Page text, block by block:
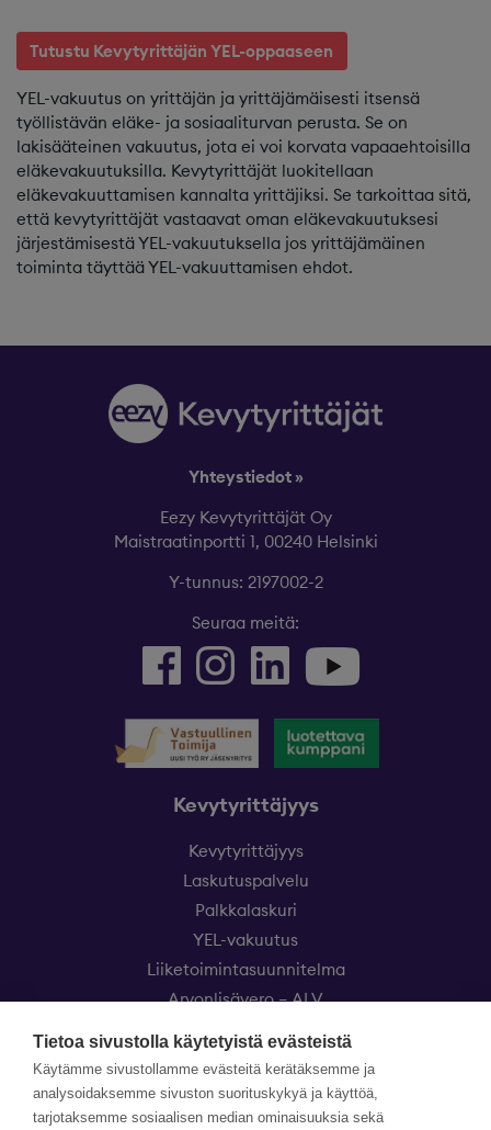
Tutustu Kevytyrittäjän YEL-oppaaseen
YEL-vakuutus on yrittäjän ja yrittäjämäisesti itsensä
työllistävän eläke- ja sosiaaliturvan perusta. Se on
lakisääteinen vakuutus, jota ei voi korvata vapaaehtoisilla
eläkevakuutuksilla. Kevytyrittäjät luokitellaan
eläkevakuuttamisen kannalta yrittäjiksi. Se tarkoittaa sitä,
että kevytyrittäjät vastaavat oman eläkevakuutuksesi
järjestämisestä YEL-vakuutuksella jos yrittäjämäinen
toiminta täyttää YEL-vakuuttamisen ehdot.
Yhteystiedot »
Eezy Kevytyrittäjät Oy
Maistraatinportti 1, 00240 Helsinki
Y-tunnus: 2197002-2
Seuraa meitä:
Kevytyrittäjyys
Kevytyrittäjyys
Laskutuspalvelu
Palkkalaskuri
YEL-vakuutus
Liiketoimintasuunnitelma
Arvonlisävero – ALV
Eezy Kevytyrittäjät
Asiakaspalvelu
Hinnasto
Tietoa sivustolla käytetyistä evästeistä
Käytämme sivustollamme evästeitä kerätäksemme ja
analysoidaksemme sivuston suorituskykyä ja käyttöä,
tarjotaksemme sosiaalisen median ominaisuuksia sekä